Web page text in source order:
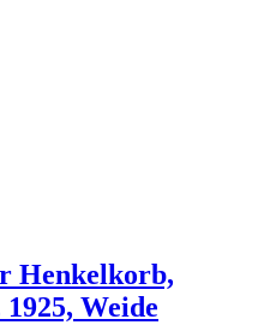
Henkelkorb,
Weide